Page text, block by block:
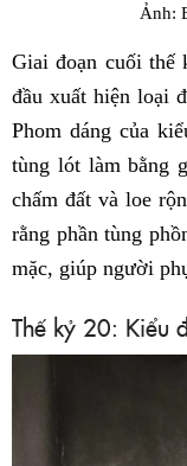
Ảnh:
Giai đoạn cuối thế
đầu xuất hiện loại
Phom dáng của
tùng lót làm bằng
chấm đất và loe
rằng phần tùng
mặc, giúp người
Thế kỷ 20: Kiểu